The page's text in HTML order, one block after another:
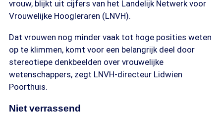
vrouw, blijkt uit cijfers van het Landelijk Netwerk voor
Vrouwelijke Hoogleraren (LNVH).
Dat vrouwen nog minder vaak tot hoge posities weten
op te klimmen, komt voor een belangrijk deel door
stereotiepe denkbeelden over vrouwelijke
wetenschappers, zegt LNVH-directeur Lidwien
Poorthuis.
Niet verrassend